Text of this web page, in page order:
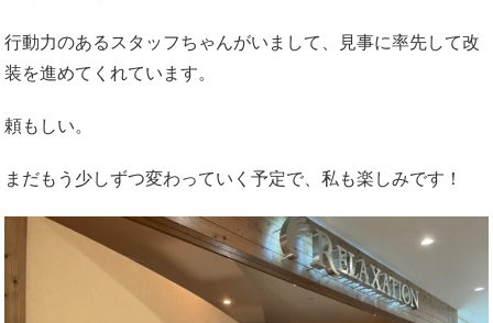
行動力のあるスタッフちゃんがいまして、見事に率先して改
装を進めてくれています。
頼もしい。
まだもう少しずつ変わっていく予定で、私も楽しみです！